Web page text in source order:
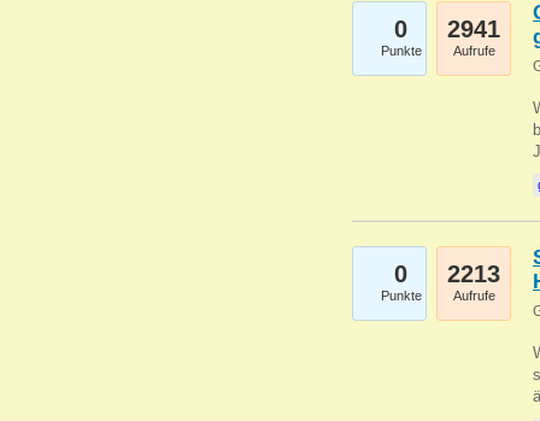
0
Punkte
2941
Aufrufe
0
Punkte
2213
Aufrufe